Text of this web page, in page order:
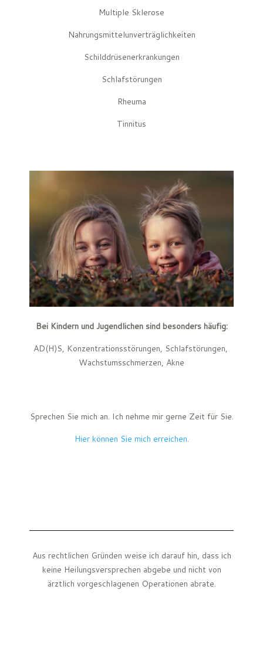
Multiple Sklerose
Nahrungsmittelunverträglichkeiten
Schilddrüsenerkrankungen
Schlafstörungen
Rheuma
Tinnitus
Bei Kindern und Jugendlichen sind besonders häufig:
AD(H)S, Konzentrationsstörungen, Schlafstörungen,
Wachstumsschmerzen, Akne
Sprechen Sie mich an. Ich nehme mir gerne Zeit für Sie.
Hier können Sie mich erreichen.
Aus rechtlichen Gründen weise ich darauf hin, dass ich
keine Heilungsversprechen abgebe und nicht von
ärztlich vorgeschlagenen Operationen abrate.